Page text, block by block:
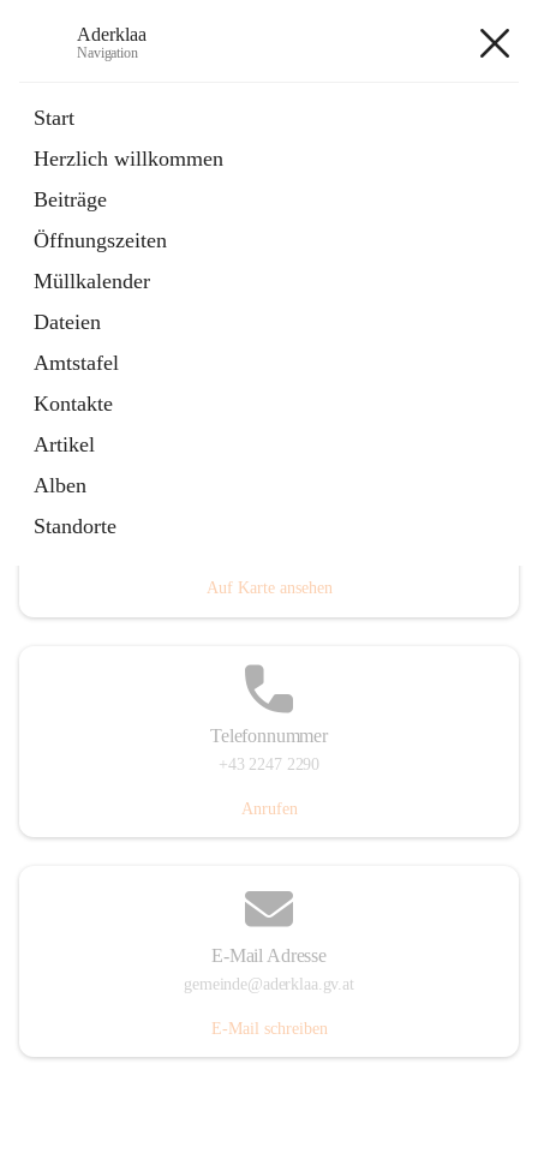
Aderklaa
Navigation
Start
Herzlich willkommen
Beiträge
Öffnungszeiten
Müllkalender
Dateien
Amtstafel
Kontakte
Artikel
Alben
Standorte
6 Schnellzugriffe
Gemeinde
3 Schnellzugriffe
Auf Karte ansehen
Telefonnummer
+43 2247 2290
Anrufen
E-Mail Adresse
gemeinde@aderklaa.gv.at
E-Mail schreiben